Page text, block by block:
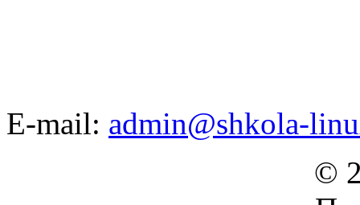
E-mail: admin@shkola-
©